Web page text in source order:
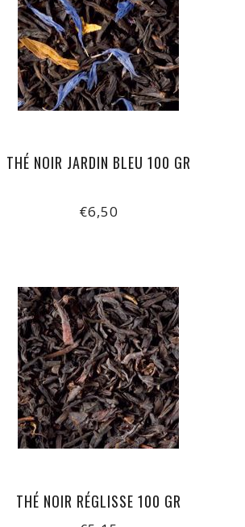
THÉ NOIR JARDIN BLEU 100 GR
€6,50
THÉ NOIR RÉGLISSE 100 GR